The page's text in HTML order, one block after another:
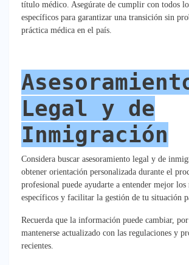
título médico. Asegúrate de cumplir con todos
específicos para garantizar una transición sin
práctica médica en el país.
Legal y de
Inmigración
Considera buscar asesoramiento legal y de
obtener orientación personalizada durante el
profesional puede ayudarte a entender mejor los
específicos y facilitar la gestión de tu situación
Recuerda que la información puede cambiar,
mantenerse actualizado con las regulaciones y
recientes.